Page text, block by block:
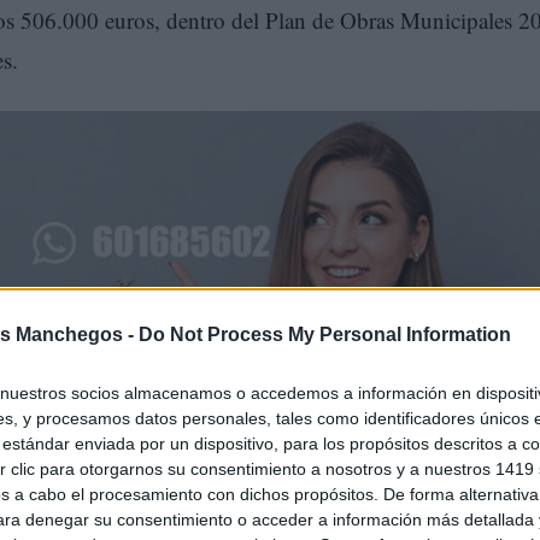
Manchegos - Do Not Process My Personal Information
socios almacenamos o accedemos a información en
y procesamos datos personales, tales como identificadores únicos
enviada por un dispositivo, para los propósitos descritos a
clic para otorgarnos su consentimiento a nosotros y a nuestros 1419
a cabo el procesamiento con dichos propósitos. De forma
denegar su consentimiento o acceder a información más detallada
506.000 euros, dentro del Plan de Obras Municipales
de renovación urbana que el Ayuntamiento viene
la movilidad y la calidad de los espacios
entorno cultural de la ciudad. La actuación permitirá